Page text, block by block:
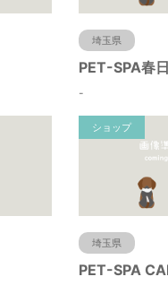
埼玉県
PET-SPA春
-
ショップ
埼玉県